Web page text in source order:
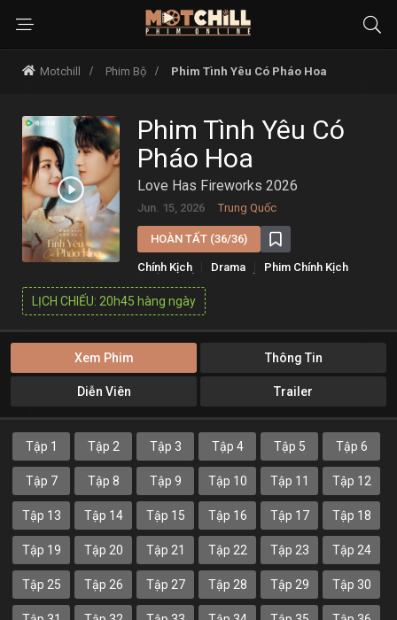
Motchill Phim Bộ Phim Tình Yêu Có Pháo Hoa
Phim Tình Yêu Có
Pháo Hoa
Love Has Fireworks 2026
Jun. 15, 2026 Trung Quốc
HOÀN TẤT (36/36)
Chính Kịch Drama
Phim Chính Kịch
LỊCH CHIẾU: 20h45 hàng ngày
Xem Phim Thông Tin
Diễn Viên Trailer
Tập 1 Tập 2 Tập 3 Tập 4 Tập 5 Tập 6
Tập 7 Tập 8 Tập 9 Tập 10 Tập 11 Tập 12
Tập 13 Tập 14 Tập 15 Tập 16 Tập 17 Tập 18
Tập 19 Tập 20 Tập 21 Tập 22 Tập 23 Tập 24
Tập 25 Tập 26 Tập 27 Tập 28 Tập 29 Tập 30